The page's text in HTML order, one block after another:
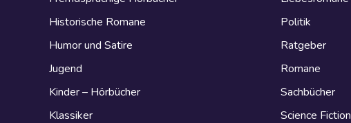
Historische Romane
Humor und Satire
Jugend
Kinder – Hörbücher
Klassiker
Politik
Ratgeber
Romane
Sachbücher
Science Fiction